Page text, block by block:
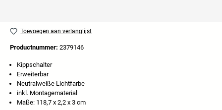
Toevoegen aan verlanglijst
Productnummer: 2379146
Kippschalter
Erweiterbar
Neutralweiße Lichtfarbe
inkl. Montagematerial
Maße: 118,7 x 2,2 x 3 cm